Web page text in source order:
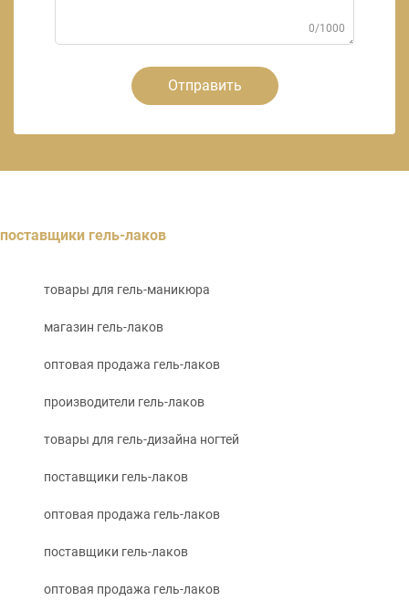
0/1000
Отправить
поставщики гель-лаков
товары для гель-маникюра
магазин гель-лаков
оптовая продажа гель-лаков
производители гель-лаков
товары для гель-дизайна ногтей
поставщики гель-лаков
оптовая продажа гель-лаков
поставщики гель-лаков
оптовая продажа гель-лаков